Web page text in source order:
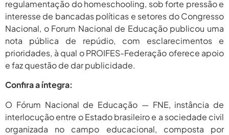
2026
PROIFES Celebra Os 58 Anos Da
APUB...
agosto 6,
2026
MEC Autoriza 937 Novos Cargos Em
Institutos Federais...
agosto 6,
regulamentação do homeschooling, sob forte pressão e
interesse de bancadas políticas e setores do Congresso
Nacional, o Forum Nacional de Educação publicou uma
nota pública de repúdio, com esclarecimentos e
prioridades, à qual o PROIFES-Federação oferece apoio
e faz questão de dar publicidade.
Confira a íntegra:
O Fórum Nacional de Educação — FNE, instância de
interlocução entre o Estado brasileiro e a sociedade civil
organizada no campo educacional, composta por